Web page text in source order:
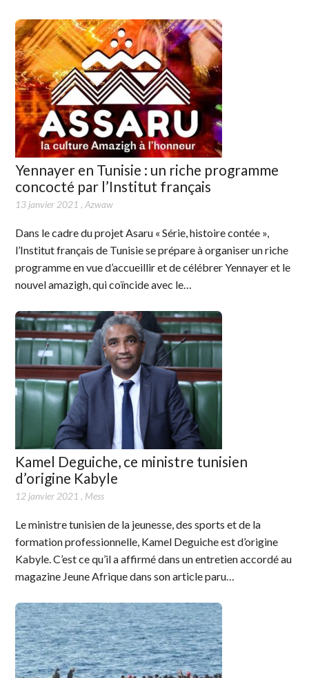
Yennayer en Tunisie : un riche programme
concocté par l’Institut français
13 janvier 2021 ,Azwaw
Dans le cadre du projet Asaru « Série, histoire contée »,
l’Institut français de Tunisie se prépare à organiser un riche
programme en vue d’accueillir et de célébrer Yennayer et le
nouvel amazigh, qui coïncide avec le…
Kamel Deguiche, ce ministre tunisien
d’origine Kabyle
12 janvier 2021 , Mess
Le ministre tunisien de la jeunesse, des sports et de la
formation professionnelle, Kamel Deguiche est d’origine
Kabyle. C’est ce qu’il a affirmé dans un entretien accordé au
magazine Jeune Afrique dans son article paru…